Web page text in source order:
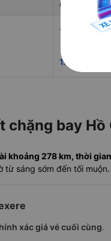
Giá rẻ nhất
1.017.181đ
1.435.781đ
chặng bay
khoảng 278 km, thời
từ sáng sớm đến tối
xác giá vé cuối cùng.